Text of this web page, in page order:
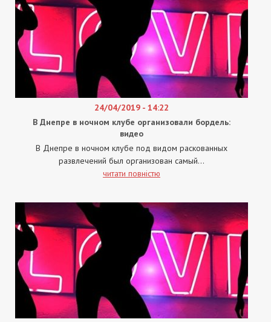
24/04/2019 - 14:22
В Днепре в ночном клубе организовали бордель:
видео
В Днепре в ночном клубе под видом раскованных
развлечений был организован самый...
читати повністю